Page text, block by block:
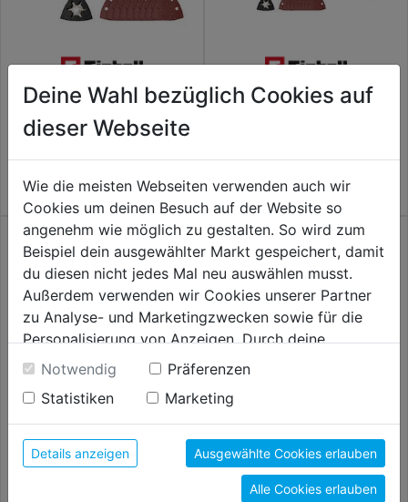
Akku-Multifunktionswerkzeug
Varrito Solo
Akku-Multifunktionswerkzeug
Varrito Set 4,0 Ah
Akku-Multitool DCS356NT 18 V
Basis
Akku-Multifunktionswerkzeug
249,99€
Deine Wahl bezüglich Cookies auf
dieser Webseite
Wie die meisten Webseiten verwenden auch wir
Cookies um deinen Besuch auf der Website so
angenehm wie möglich zu gestalten. So wird zum
Beispiel dein ausgewählter Markt gespeichert, damit
du diesen nicht jedes Mal neu auswählen musst.
Außerdem verwenden wir Cookies unserer Partner
zu Analyse- und Marketingzwecken sowie für die
Personalisierung von Anzeigen. Durch deine
Einwilligung werden die Daten von Drittanbieter,
unter anderem auch in den USA, verarbeitet.
Durch Klick auf "Alle Cookies erlauben" stimmst du
der Verwendung aller Cookies zu. Unter "Details
anzeigen" findest du alle Infos zu den
unterschiedlichen Cookies, unter "Cookies
Konfigurieren" kannst du auswählen, welche Cookies
Notwendig
Präferenzen
Statistiken
Marketing
Details anzeigen Ausgewählte Cookies erlauben
Alle Cookies erlauben